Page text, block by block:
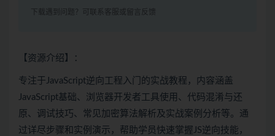
下载遇到问题？可联系客服或留言反馈
【资源介绍】：
专注于JavaScript逆向工程入门的实战教程，内容涵盖
JavaScript基础、浏览器开发者工具使用、代码混淆与还
原、调试技巧、常见加密算法解析及实战案例分析等。通
过详尽步骤和实例演示，帮助学员快速掌握JS逆向技能，